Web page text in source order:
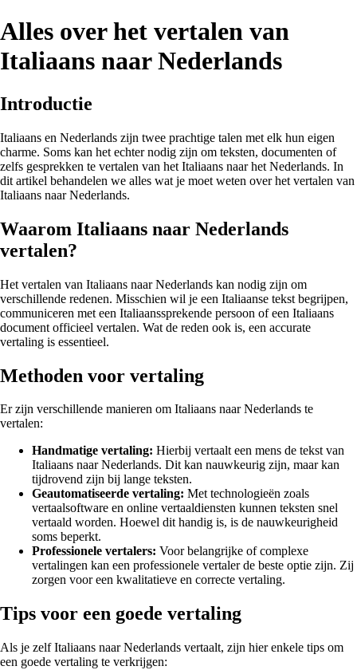
Alles over het vertalen van
Italiaans naar Nederlands
Introductie
Italiaans en Nederlands zijn twee prachtige talen met elk hun eigen
charme. Soms kan het echter nodig zijn om teksten, documenten of
zelfs gesprekken te vertalen van het Italiaans naar het Nederlands. In
dit artikel behandelen we alles wat je moet weten over het vertalen van
Italiaans naar Nederlands.
Waarom Italiaans naar Nederlands
vertalen?
Het vertalen van Italiaans naar Nederlands kan nodig zijn om
verschillende redenen. Misschien wil je een Italiaanse tekst begrijpen,
communiceren met een Italiaanssprekende persoon of een Italiaans
document officieel vertalen. Wat de reden ook is, een accurate
vertaling is essentieel.
Methoden voor vertaling
Er zijn verschillende manieren om Italiaans naar Nederlands te
vertalen:
Handmatige vertaling: Hierbij vertaalt een mens de tekst van
Italiaans naar Nederlands. Dit kan nauwkeurig zijn, maar kan
tijdrovend zijn bij lange teksten.
Geautomatiseerde vertaling: Met technologieën zoals
vertaalsoftware en online vertaaldiensten kunnen teksten snel
vertaald worden. Hoewel dit handig is, is de nauwkeurigheid
soms beperkt.
Professionele vertalers: Voor belangrijke of complexe
vertalingen kan een professionele vertaler de beste optie zijn. Zij
zorgen voor een kwalitatieve en correcte vertaling.
Tips voor een goede vertaling
Als je zelf Italiaans naar Nederlands vertaalt, zijn hier enkele tips om
een goede vertaling te verkrijgen: